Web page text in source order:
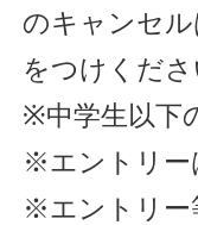
のキャンセ
をつけくだ
※中学生以下
※エントリー
※エントリー